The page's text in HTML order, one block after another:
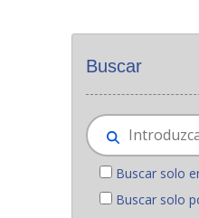
Buscar
Buscar solo
Buscar solo